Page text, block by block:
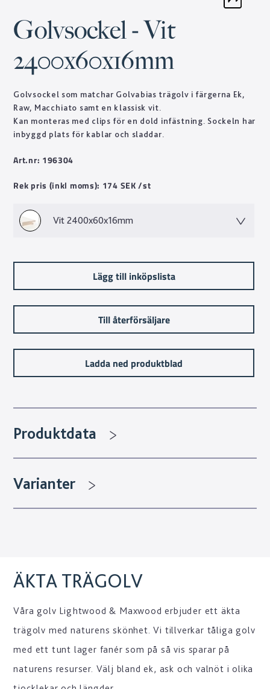
Golvsockel - Vit
2400x60x16mm
Golvsockel som matchar Golvabias trägolv i färgerna Ek,
Raw, Macchiato samt en klassisk vit.
Kan monteras med clips för en dold infästning. Sockeln har
inbyggd plats för kablar och sladdar.
Art.nr: 196304
Rek pris (inkl moms): 174 SEK /st
Vit 2400x60x16mm
Lägg till inköpslista
Till återförsäljare
Ladda ned produktblad
Produktdata
Varianter
ÄKTA TRÄGOLV
Våra golv Lightwood & Maxwood erbjuder ett äkta
trägolv med naturens skönhet. Vi tillverkar tåliga golv
med ett tunt lager fanér som på så vis sparar på
naturens resurser. Välj bland ek, ask och valnöt i olika